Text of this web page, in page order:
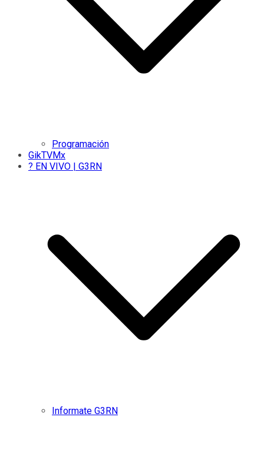
Programación
GikTVMx
? EN VIVO | G3RN
Informate G3RN